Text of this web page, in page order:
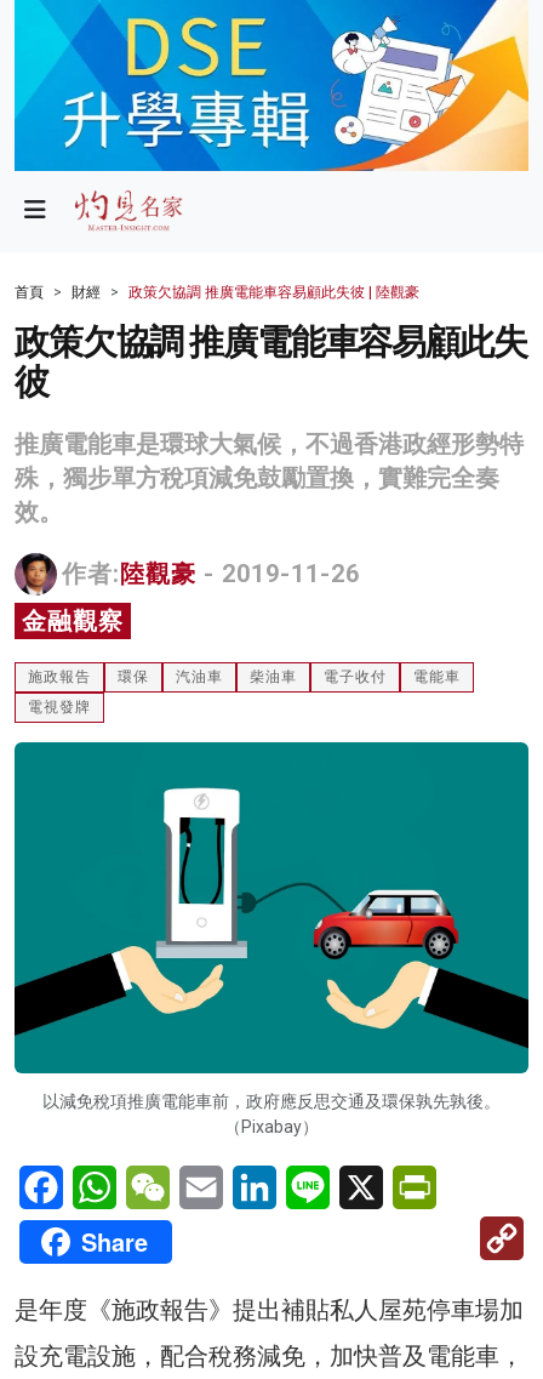
政局
財經
生活
健康
商業
科技
影片
名家榜
灼見活動
關於我們
首頁 財經 政策欠協調 推廣電能車容易顧此失彼 | 陸觀豪
政策欠協調 推廣電能車容易顧此失
彼
推廣電能車是環球大氣候，不過香港政經形勢特
殊，獨步單方稅項減免鼓勵置換，實難完全奏
效。
作者: 陸觀豪 - 2019-11-26
金融觀察
施政報告 環保 汽油車 柴油車 電子收付
電能車
電視發牌
以減免稅項推廣電能車前，政府應反思交通及環保孰先孰後。
（Pixabay）
FacebookWhatsAppWeChatEmail LinkedInLine X
Share
是年度《施政報告》提出補貼私人屋苑停車場加
設充電設施，配合稅務減免，加快普及電能車，